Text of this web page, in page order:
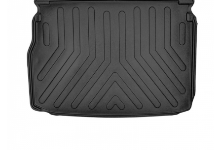
Butoane Blocare/Deblocare
Buton Frana
Buton Clapeta Rezervor
Buton Portbagaj
Alte Butoane/Comutatoare
Butoane Semnalizare
Schimbatoare Viteze
Accesorii Auto